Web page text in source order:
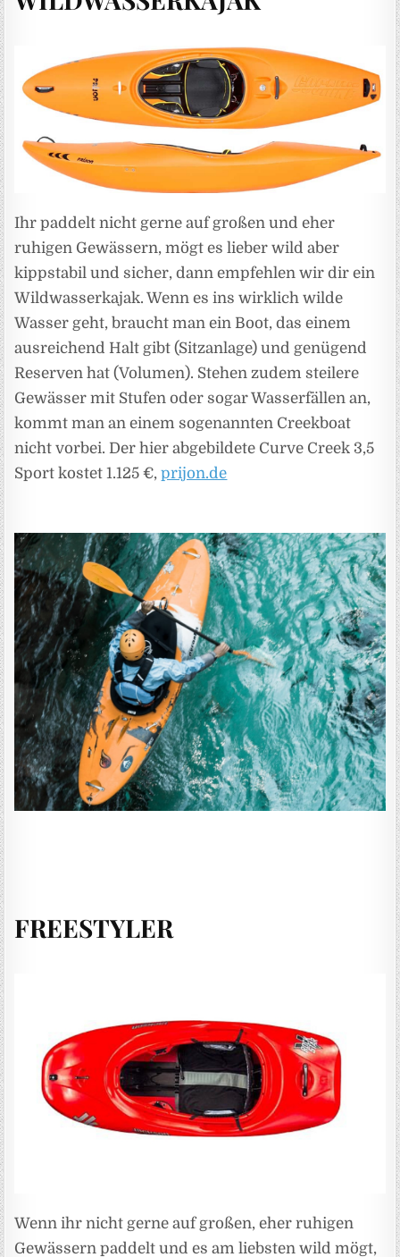
Ihr paddelt nicht gerne auf großen und eher
ruhigen Gewässern, mögt es lieber wild aber
kippstabil und sicher, dann empfehlen wir dir ein
Wildwasserkajak. Wenn es ins wirklich wilde
Wasser geht, braucht man ein Boot, das einem
ausreichend Halt gibt (Sitzanlage) und genügend
Reserven hat (Volumen). Stehen zudem steilere
Gewässer mit Stufen oder sogar Wasserfällen an,
kommt man an einem sogenannten Creekboat
nicht vorbei. Der hier abgebildete Curve Creek 3,5
Sport kostet 1.125 €,prijon.de
FREESTYLER
Wenn ihr nicht gerne auf großen, eher ruhigen
Gewässern paddelt und es am liebsten wild mögt,